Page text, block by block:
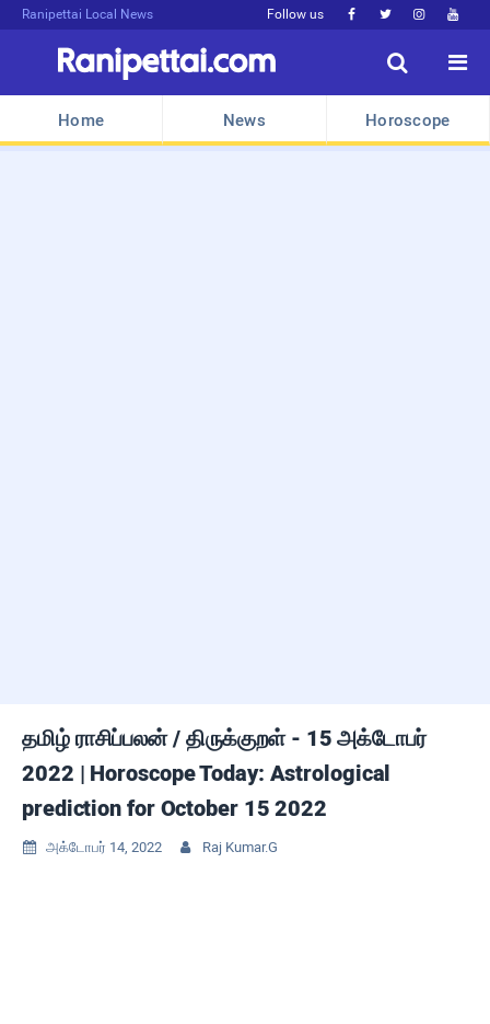
Ranipettai Local News Follow us    


Home News Horoscope
தமிழ் ராசிப்பலன் / திருக்குறள் - 15 அக்டோபர்
2022 | Horoscope Today: Astrological
prediction for October 15 2022
 அக்டோபர் 14, 2022  Raj Kumar.G